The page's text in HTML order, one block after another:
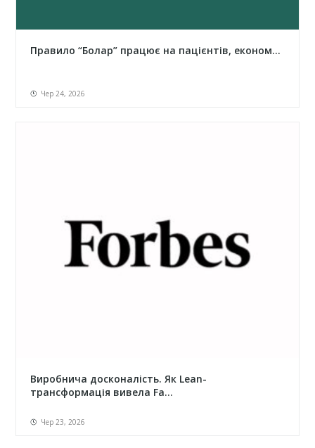
Правило “Болар” працює на пацієнтів, економ...
Чер 24, 2026
Виробнича досконалість. Як Lean-
трансформація вивела Fa...
Чер 23, 2026